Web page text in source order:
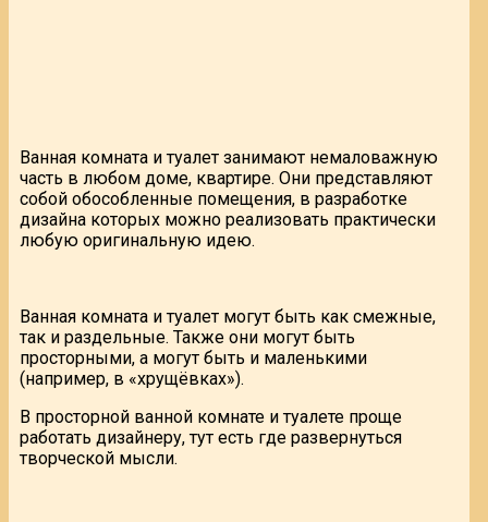
Ванная комната и туалет занимают немаловажную
часть в любом доме, квартире. Они представляют
собой обособленные помещения, в разработке
дизайна которых можно реализовать практически
любую оригинальную идею.
Ванная комната и туалет могут быть как смежные,
так и раздельные. Также они могут быть
просторными, а могут быть и маленькими
(например, в «хрущёвках»).
В просторной ванной комнате и туалете проще
работать дизайнеру, тут есть где развернуться
творческой мысли.